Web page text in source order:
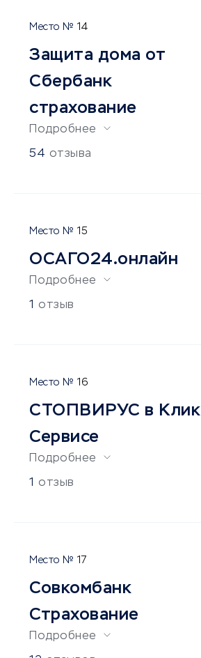
14
Защита дома от
Сбербанк
страхование
Подробнее
54 отзыва
15
ОСАГО24.онлайн
Подробнее
1 отзыв
16
СТОПВИРУС в Клик
Сервисе
Подробнее
1 отзыв
17
Совкомбанк
Страхование
Подробнее